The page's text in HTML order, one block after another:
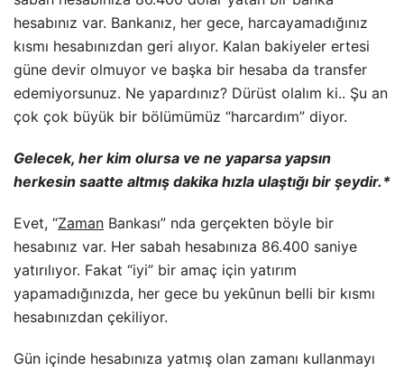
hesabınız var. Bankanız, her gece, harcayamadığınız
kısmı hesabınızdan geri alıyor. Kalan bakiyeler ertesi
güne devir olmuyor ve başka bir hesaba da transfer
edemiyorsunuz. Ne yapardınız? Dürüst olalım ki.. Şu an
çok çok büyük bir bölümümüz “harcardım” diyor.
Gelecek, her kim olursa ve ne yaparsa yapsın
herkesin saatte altmış dakika hızla ulaştığı bir şeydir.*
Evet, “Zaman Bankası” nda gerçekten böyle bir
hesabınız var. Her sabah hesabınıza 86.400 saniye
yatırılıyor. Fakat “iyi” bir amaç için yatırım
yapamadığınızda, her gece bu yekûnun belli bir kısmı
hesabınızdan çekiliyor.
Gün içinde hesabınıza yatmış olan zamanı kullanmayı